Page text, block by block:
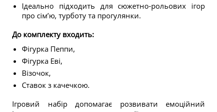
Ідеально підходить для сюжетно-рольових ігор
про сім’ю, турботу та прогулянки.
До комплекту входить:
Фігурка Пеппи,
Фігурка Еві,
Візочок,
Ставок з качечкою.
Ігровий набір допомагає розвивати емоційний